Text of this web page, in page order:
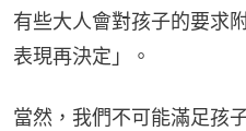
有些大人會對孩子的要求
表現再決定」。
當然，我們不可能滿足孩